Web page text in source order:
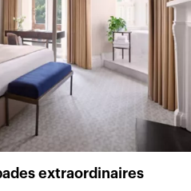
extraordinaires